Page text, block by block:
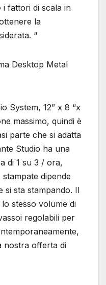
i fattori di scala in
la
“
Desktop Metal
System, 12” x 8 “x
massimo, quindi è
parte che si adatta
Studio ha una
di 1 su 3 / ora,
dipende
si sta stampando. Il
stesso volume di
regolabili per
nostra offerta di